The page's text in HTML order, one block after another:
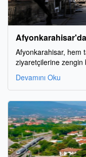
Afyonkarahisar, hem
ziyaretçilerine zengin
Devamını Oku